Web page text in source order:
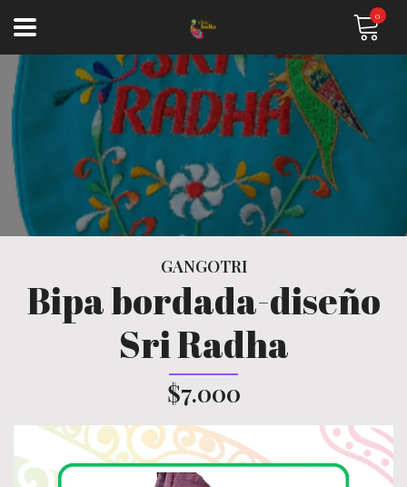
0
GANGOTRI
Bipa bordada-diseño
Sri Radha
$7.000